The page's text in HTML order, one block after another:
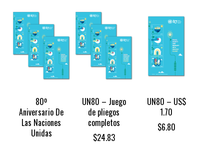
80º
Aniversario De
Las Naciones
Unidas
UN80 – Juego
de pliegos
completos
$24.83
UN80 – US$
1.70
$6.80